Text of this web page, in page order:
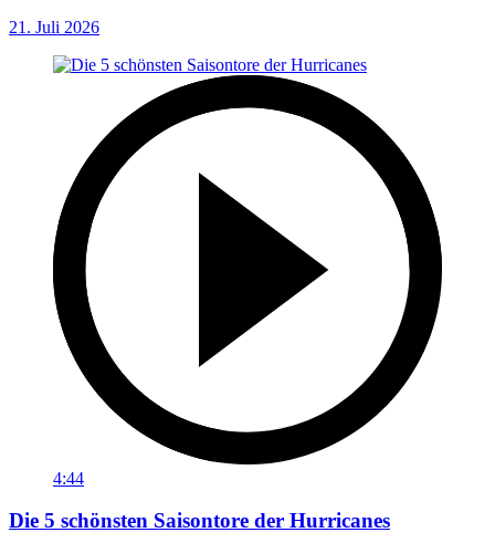
21. Juli 2026
4:44
Die 5 schönsten Saisontore der Hurricanes